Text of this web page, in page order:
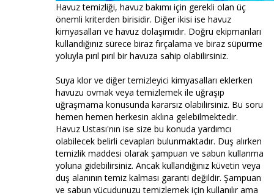
Havuz temizliği, havuz bakımı için gerekli olan üç
önemli kriterden birisidir. Diğer ikisi ise havuz
kimyasalları ve havuz dolaşımıdır. Doğru ekipmanları
kullandığınız sürece biraz fırçalama ve biraz süpürme
yoluyla pırıl pırıl bir havuza sahip olabilirsiniz.
Suya klor ve diğer temizleyici kimyasalları eklerken
havuzu ovmak veya temizlemek ile uğraşıp
uğraşmama konusunda kararsız olabilirsiniz. Bu soru
hemen hemen herkesin aklına gelebilmektedir.
Havuz Ustası'nın ise size bu konuda yardımcı
olabilecek belirli cevapları bulunmaktadır. Duş alırken
temizlik maddesi olarak şampuan ve sabun kullanma
yoluna gidebilirsiniz. Ancak kullandığınız küvetin veya
duş alanının temiz kalması garanti değildir. Şampuan
ve sabun vücudunuzu temizlemek için kullanılır ama